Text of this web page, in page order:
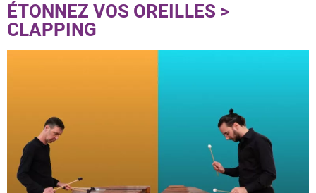
ÉTONNEZ VOS OREILLES >
CLAPPING